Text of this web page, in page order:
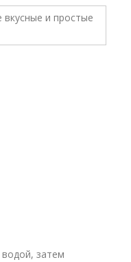
затем